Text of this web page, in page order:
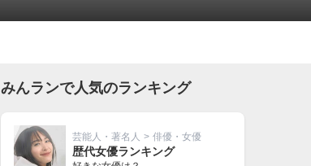
みんランで人気のランキング
芸能人・著名人 > 俳優・女優
歴代女優ランキング